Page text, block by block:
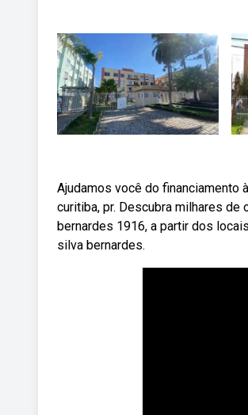
Ajudamos você do financiamento
curitiba, pr. Descubra milhares
bernardes 1916, a partir dos
silva bernardes.